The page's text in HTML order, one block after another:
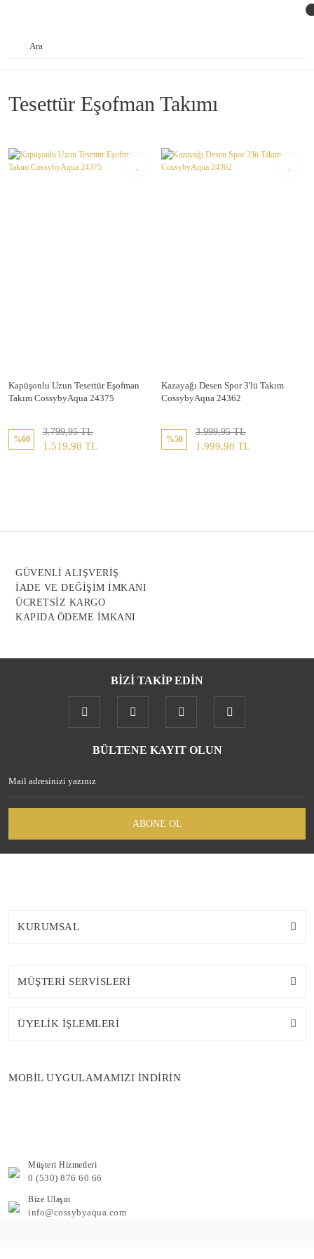
Tesettür Eşofman Takımı
Kapüşonlu Uzun Tesettür Eşofman
Takım CossybyAqua 24375
%60
3.799,95 TL
1.519,98 TL
Kazayağı Desen Spor 3'lü Takım
CossybyAqua 24362
%50
3.999,95 TL
1.999,98 TL
GÜVENLİ ALIŞVERİŞ
İADE VE DEĞİŞİM İMKANI
ÜCRETSİZ KARGO
KAPIDA ÖDEME İMKANI
BİZİ TAKİP EDİN
BÜLTENE KAYIT OLUN
ABONE OL
KURUMSAL
MÜŞTERİ SERVİSLERİ
ÜYELİK İŞLEMLERİ
MOBİL UYGULAMAMIZI İNDİRİN
Müşteri Hizmetleri
0 (530) 876 60 66
Bize Ulaşın
info@cossybyaqua.com